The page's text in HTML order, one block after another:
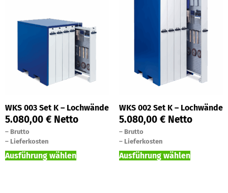
WKS 003 Set K – Lochwände
5.080,00 € Netto
– Brutto
– Lieferkosten
Ausführung wählen
WKS 002 Set K – Lochwände
5.080,00 € Netto
– Brutto
– Lieferkosten
Ausführung wählen